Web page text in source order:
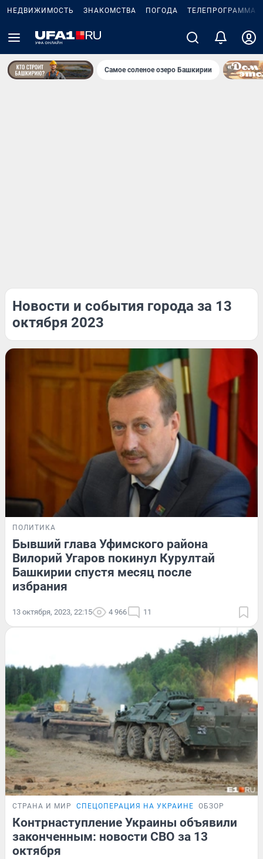
НЕДВИЖИМОСТЬ ЗНАКОМСТВА ПОГОДА ТЕЛЕПРОГРАММА
Самое соленое озеро Башкирии
Новости и события города за 13
октября 2023
ПОЛИТИКА
Бывший глава Уфимского района
Вилорий Угаров покинул Курултай
Башкирии спустя месяц после
избрания
13 октября, 2023, 22:15 4 966 11
СТРАНА И МИР СПЕЦОПЕРАЦИЯ НА УКРАИНЕ ОБЗОР
Контрнаступление Украины объявили
законченным: новости СВО за 13
октября